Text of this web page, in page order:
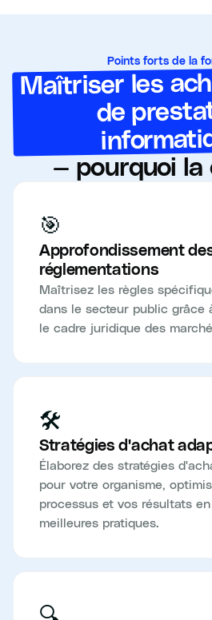
Points forts de la
Maîtriser les
de
— pourquoi la
🎯
Approfondissement
réglementations
Maîtrisez les règles
dans le secteur public grâce
le cadre juridique des
🛠️
Stratégies d'achat
Élaborez des stratégies
pour votre organisme,
processus et vos résultats
meilleures pratiques.
🔍